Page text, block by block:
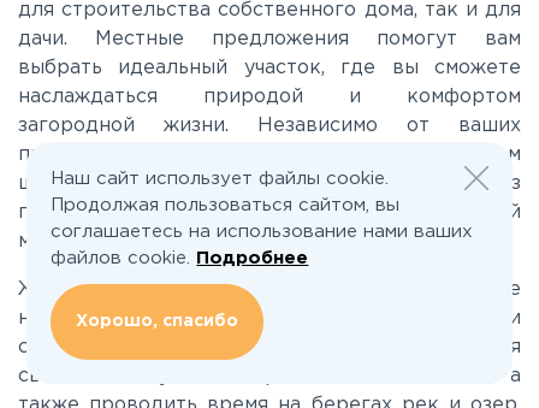
Носовихинское
Рублево-Успенское
для строительства собственного дома, так и для
дачи. Местные предложения помогут вам
выбрать идеальный участок, где вы сможете
наслаждаться природой и комфортом
загородной жизни. Независимо от ваших
предпочтений или бюджета, на Каширском
шоссе есть что предложить каждому из
покупателей, стремящимся найти участок своей
мечты.
Жизнь загородом на Каширском шоссе
наполнена атмосферой спокойствия и гармонии
с природой. Здесь вы сможете наслаждаться
свежим воздухом и красивыми пейзажами, а
Наш сайт использует файлы cookie.
Продолжая пользоваться сайтом, вы
соглашаетесь на использование нами ваших
файлов cookie.
Подробнее
Хорошо, спасибо